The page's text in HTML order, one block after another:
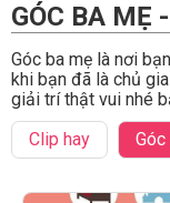
GÓC BA MẸ
Góc ba mẹ là nơi
khi bạn đã là chủ
giải trí thật vui nhé
Clip hay
Góc